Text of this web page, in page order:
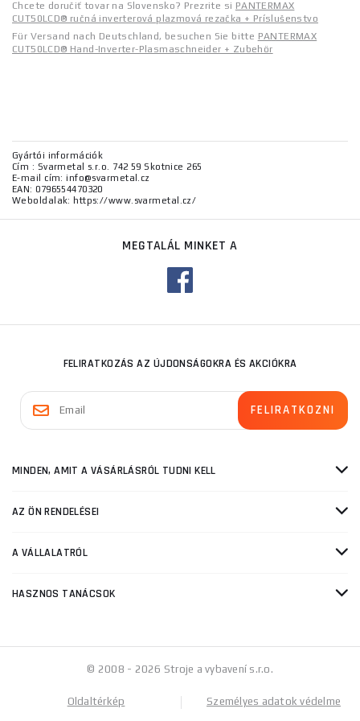
Chcete doručiť tovar na Slovensko? Prezrite si PANTERMAX
CUT50LCD® ručná inverterová plazmová rezačka + Príslušenstvo
Für Versand nach Deutschland, besuchen Sie bitte PANTERMAX
CUT50LCD® Hand-Inverter-Plasmaschneider + Zubehör
Gyártói információk
Cím : Svarmetal s.r.o. 742 59 Skotnice 265
E-mail cím: info@svarmetal.cz
EAN: 0796554470320
Weboldalak: https://www.svarmetal.cz/
MEGTALÁL MINKET A
FELIRATKOZÁS AZ ÚJDONSÁGOKRA ÉS AKCIÓKRA
MINDEN, AMIT A VÁSÁRLÁSRÓL TUDNI KELL
AZ ÖN RENDELÉSEI
A VÁLLALATRÓL
HASZNOS TANÁCSOK
© 2008 - 2026 Stroje a vybavení s.r.o.
Oldaltérkép Személyes adatok védelme